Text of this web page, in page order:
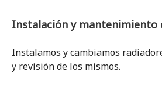
Instalación y mantenimiento
Instalamos y cambiamos
y revisión de los mismos.